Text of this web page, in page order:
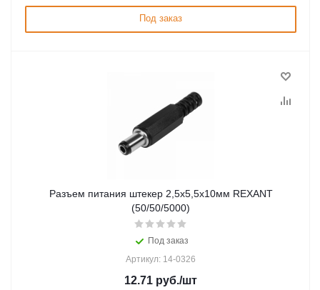
Под заказ
Разъем питания штекер 2,5х5,5x10мм REXANT
(50/50/5000)
Под заказ
Артикул: 14-0326
12.71 руб./шт